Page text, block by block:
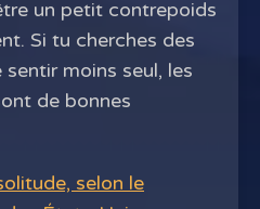
un petit contrepoids
Si tu cherches des
moins seul, les
de bonnes
selon le